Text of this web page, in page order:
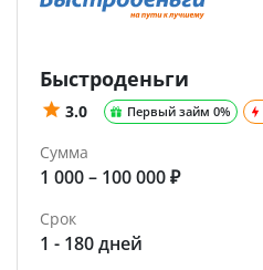
Быстроденьги
3.0 Первый займ 0%
Сумма
1 000 – 100 000 ₽
Срок
1 - 180 дней